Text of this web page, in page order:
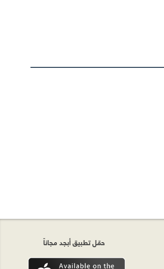
حمّل تطبيق أبجد مجاناً